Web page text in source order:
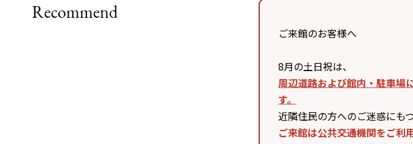
ご来館のお客様へ
8月の土日祝は、
周辺道路および館内・駐車場
す。
近隣住民の方へのご迷惑にも
ご来館は公共交通機関をご利
Recommend